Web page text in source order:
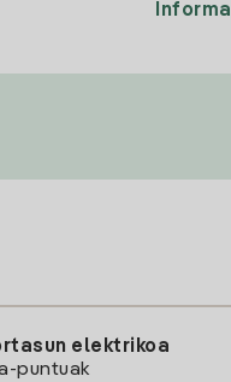
elektrikoa
puntuak